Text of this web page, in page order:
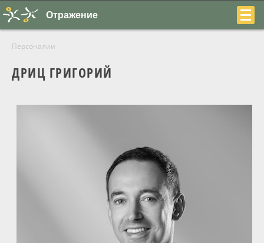
Отражение
Персоналии
ДРИЦ ГРИГОРИЙ